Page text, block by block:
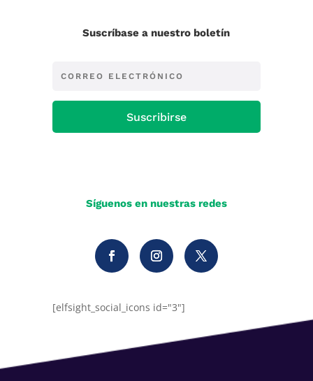
Suscríbase a nuestro boletín
Suscribirse
Síguenos en nuestras redes
[elfsight_social_icons id="3"]